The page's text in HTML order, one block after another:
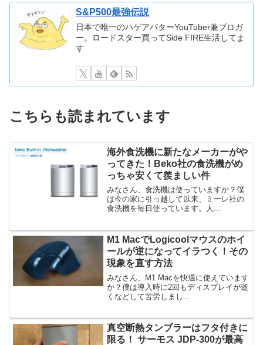
S&P500最強伝説
日本で唯一のハゲアバターYouTuber兼ブロガ
ー。ロードスター買ってSide FIRE生活してま
す
こちらも読まれています
海外食洗機に新たなメーカーがや
ってきた！Beko社の食洗機がめ
っちゃ安くて羨ましい件
みなさん、食洗機は使っていますか？僕
は今の家に引っ越して以来、ミーレ社の
食洗機を毎日使っています。人...
M1 MacでLogicoolマウスのホイ
ールが逆になってイラつく！その
現象を直す方法
みなさん、M1 Macを快適に使えています
か？僕は導入時に2回もディスプレイが逝
くなどして苦労しまし...
真空断熱タンブラーはフタ付きに
限る！ サーモス JDP-300が最高